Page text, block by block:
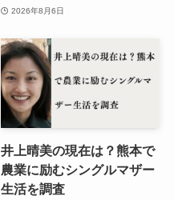
2026年8月6日
井上晴美の現在は？熊本で
農業に励むシングルマザー
生活を調査